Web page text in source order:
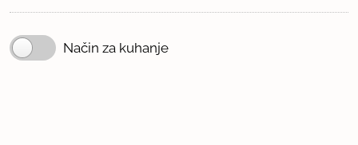
Način za kuhanje